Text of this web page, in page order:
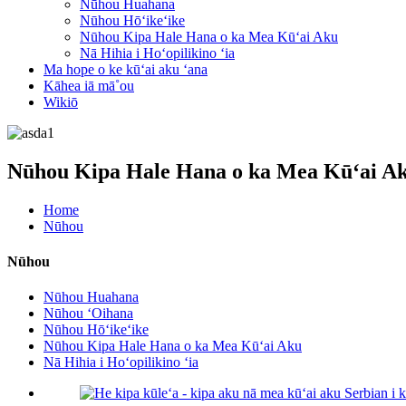
Nūhou Huahana
Nūhou Hōʻikeʻike
Nūhou Kipa Hale Hana o ka Mea Kūʻai Aku
Nā Hihia i Hoʻopilikino ʻia
Ma hope o ke kūʻai aku ʻana
Kāhea iā mā˚ou
Wikiō
Nūhou Kipa Hale Hana o ka Mea Kūʻai
Home
Nūhou
Nūhou
Nūhou Huahana
Nūhou ʻOihana
Nūhou Hōʻikeʻike
Nūhou Kipa Hale Hana o ka Mea Kūʻai Aku
Nā Hihia i Hoʻopilikino ʻia